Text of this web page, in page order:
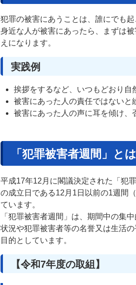
犯罪の被害にあうことは、誰にでも起
身近な人が被害にあったら、まずは
えになります。
実践例
挨拶をするなど、いつもどおり自
被害にあった人の責任ではないと
被害にあった人の声に耳を傾け、
「犯罪被害者週間」とは
平成17年12月に閣議決定された「犯
の成立日である12月1日以前の1週間
ています。
「犯罪被害者週間」は、期間中の集
状況や犯罪被害者等の名誉又は生活
目的としています。
【令和7年度の取組】